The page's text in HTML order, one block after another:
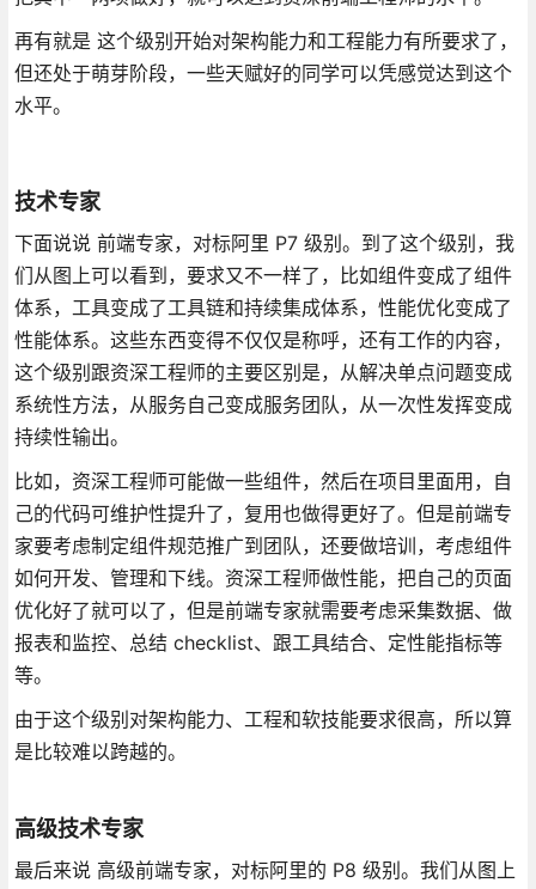
再有就是 这个级别开始对架构能力和工程能力有所要求了，
但还处于萌芽阶段，一些天赋好的同学可以凭感觉达到这个
水平。
技术专家
下面说说 前端专家，对标阿里 P7 级别。到了这个级别，我
们从图上可以看到，要求又不一样了，比如组件变成了组件
体系，工具变成了工具链和持续集成体系，性能优化变成了
性能体系。这些东西变得不仅仅是称呼，还有工作的内容，
这个级别跟资深工程师的主要区别是，从解决单点问题变成
系统性方法，从服务自己变成服务团队，从一次性发挥变成
持续性输出。
比如，资深工程师可能做一些组件，然后在项目里面用，自
己的代码可维护性提升了，复用也做得更好了。但是前端专
家要考虑制定组件规范推广到团队，还要做培训，考虑组件
如何开发、管理和下线。资深工程师做性能，把自己的页面
优化好了就可以了，但是前端专家就需要考虑采集数据、做
报表和监控、总结 checklist、跟工具结合、定性能指标等
等。
由于这个级别对架构能力、工程和软技能要求很高，所以算
是比较难以跨越的。
高级技术专家
最后来说 高级前端专家，对标阿里的 P8 级别。我们从图上